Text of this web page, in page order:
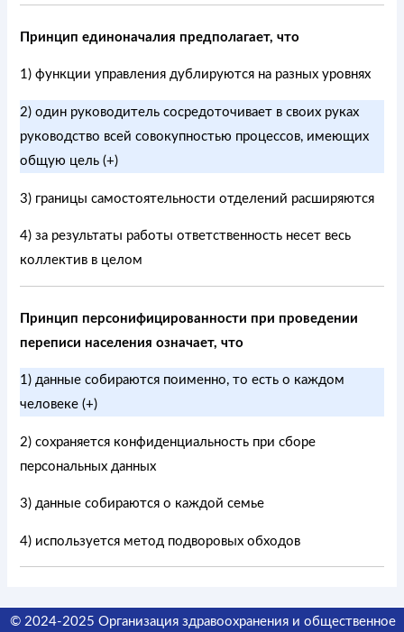
Принцип единоначалия предполагает, что
1) функции управления дублируются на разных уровнях
2) один руководитель сосредоточивает в своих руках
руководство всей совокупностью процессов, имеющих
общую цель (+)
3) границы самостоятельности отделений расширяются
4) за результаты работы ответственность несет весь
коллектив в целом
Принцип персонифицированности при проведении
переписи населения означает, что
1) данные собираются поименно, то есть о каждом
человеке (+)
2) сохраняется конфиденциальность при сборе
персональных данных
3) данные собираются о каждой семье
4) используется метод подворовых обходов
© 2024-2025 Организация здравоохранения и общественное